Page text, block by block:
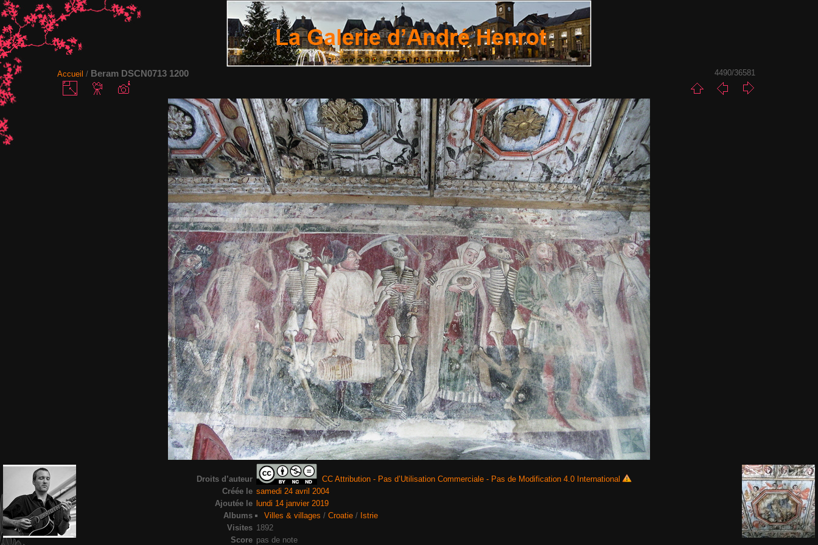
Accueil / Beram DSCN0713 1200 4490/36581
Droits d’auteur
CC Attribution - Pas d’Utilisation Commerciale - Pas de Modification 4.0 International
Créée le samedi 24 avril 2004
Ajoutée le
lundi 14 janvier 2019
Albums
Villes & villages / Croatie/ Istrie
Visites 1892
Score pas de note